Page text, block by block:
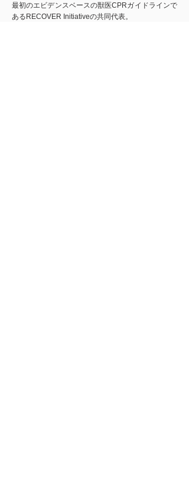
最初のエビデンスベースの獣医CPRガイドラインで
あるRECOVER Initiativeの共同代表。